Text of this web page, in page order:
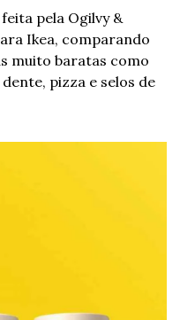
pela Ogilvy &
Ikea, comparando
muito baratas como
pizza e selos de